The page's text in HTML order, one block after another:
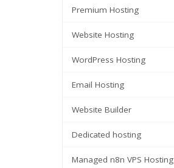
Premium Hosting
Website Hosting
WordPress Hosting
Email Hosting
Website Builder
Dedicated hosting
Managed n8n VPS Hosting